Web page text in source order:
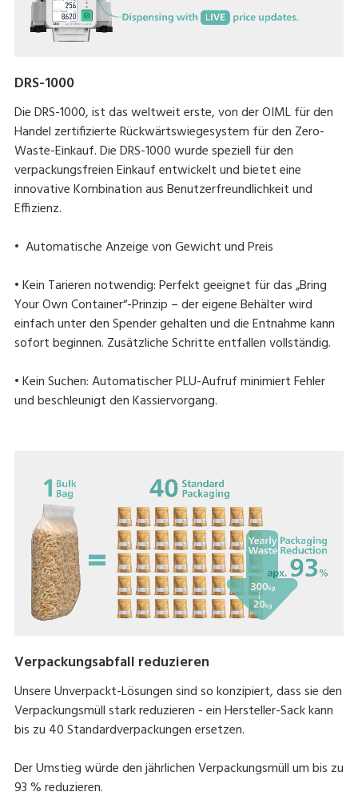
DRS-1000
Die DRS-1000, ist das weltweit erste, von der OIML für den
Handel zertifizierte Rückwärtswiegesystem für den Zero-
Waste-Einkauf. Die DRS-1000 wurde speziell für den
verpackungsfreien Einkauf entwickelt und bietet eine
innovative Kombination aus Benutzerfreundlichkeit und
Effizienz.
• Automatische Anzeige von Gewicht und Preis
• Kein Tarieren notwendig: Perfekt geeignet für das „Bring
Your Own Container“-Prinzip – der eigene Behälter wird
einfach unter den Spender gehalten und die Entnahme kann
sofort beginnen. Zusätzliche Schritte entfallen vollständig.
• Kein Suchen: Automatischer PLU-Aufruf minimiert Fehler
und beschleunigt den Kassiervorgang.
Verpackungsabfall reduzieren
Unsere Unverpackt-Lösungen sind so konzipiert, dass sie den
Verpackungsmüll stark reduzieren - ein Hersteller-Sack kann
bis zu 40 Standardverpackungen ersetzen.
Der Umstieg würde den jährlichen Verpackungsmüll um bis zu
93 % reduzieren.